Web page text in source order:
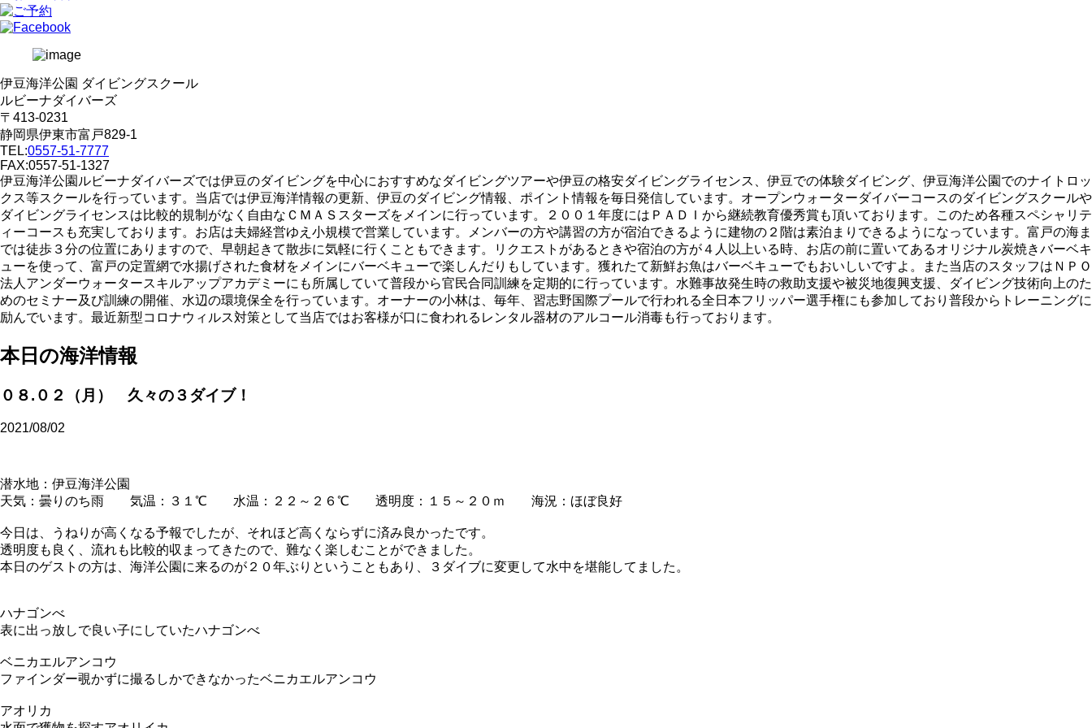
伊豆海洋公園 ダイビングスクール
ルビーナダイバーズ
〒413-0231
静岡県伊東市富戸829-1
TEL:0557-51-7777
FAX:0557-51-1327
伊豆海洋公園ルビーナダイバーズでは伊豆のダイビングを中心におすすめなダイビングツアーや伊豆の格安ダイビングライセンス、伊豆での体験ダイビング、伊豆海洋公園でのナイトロッ
クス等スクールを行っています。当店では伊豆海洋情報の更新、伊豆のダイビング情報、ポイント情報を毎日発信しています。オープンウォーターダイバーコースのダイビングスクールや
ダイビングライセンスは比較的規制がなく自由なＣＭＡＳスターズをメインに行っています。２００１年度にはＰＡＤＩから継続教育優秀賞も頂いております。このため各種スペシャリテ
ィーコースも充実しております。お店は夫婦経営ゆえ小規模で営業しています。メンバーの方や講習の方が宿泊できるように建物の２階は素泊まりできるようになっています。富戸の海ま
では徒歩３分の位置にありますので、早朝起きて散歩に気軽に行くこともできます。リクエストがあるときや宿泊の方が４人以上いる時、お店の前に置いてあるオリジナル炭焼きバーベキ
ューを使って、富戸の定置網で水揚げされた食材をメインにバーベキューで楽しんだりもしています。獲れたて新鮮お魚はバーベキューでもおいしいですよ。また当店のスタッフはＮＰＯ
法人アンダーウォータースキルアップアカデミーにも所属していて普段から官民合同訓練を定期的に行っています。水難事故発生時の救助支援や被災地復興支援、ダイビング技術向上のた
めのセミナー及び訓練の開催、水辺の環境保全を行っています。オーナーの小林は、毎年、習志野国際プールで行われる全日本フリッパー選手権にも参加しており普段からトレーニングに
励んでいます。最近新型コロナウィルス対策として当店ではお客様が口に食われるレンタル器材のアルコール消毒も行っております。
本日の海洋情報
０８.０２（月） 久々の３ダイブ！
2021/08/02
潜水地：伊豆海洋公園
天気：曇りのち雨 気温：３１℃ 水温：２２～２６℃ 透明度：１５～２０ｍ 海況：ほぼ良好
今日は、うねりが高くなる予報でしたが、それほど高くならずに済み良かったです。
透明度も良く、流れも比較的収まってきたので、難なく楽しむことができました。
本日のゲストの方は、海洋公園に来るのが２０年ぶりということもあり、３ダイブに変更して水中を堪能してました。
ハナゴンべ
表に出っ放しで良い子にしていたハナゴンべ
ベニカエルアンコウ
ファインダー覗かずに撮るしかできなかったベニカエルアンコウ
アオリカ